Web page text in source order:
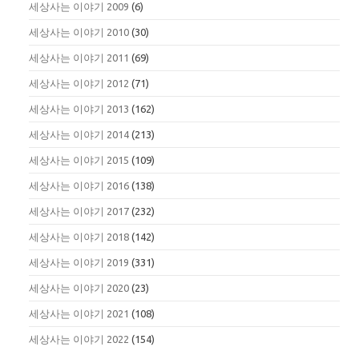
세상사는 이야기 2009 (6)
세상사는 이야기 2010 (30)
세상사는 이야기 2011 (69)
세상사는 이야기 2012 (71)
세상사는 이야기 2013 (162)
세상사는 이야기 2014 (213)
세상사는 이야기 2015 (109)
세상사는 이야기 2016 (138)
세상사는 이야기 2017 (232)
세상사는 이야기 2018 (142)
세상사는 이야기 2019 (331)
세상사는 이야기 2020 (23)
세상사는 이야기 2021 (108)
세상사는 이야기 2022 (154)